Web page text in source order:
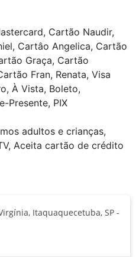
Cartão Naudir,
Cartâo Angelica, Cartão
Graça, Cartão
Fran, Renata, Visa
À Vista, Boleto,
Presente, PIX
adultos e crianças,
Aceita cartão de crédito
Itaquaquecetuba, SP -